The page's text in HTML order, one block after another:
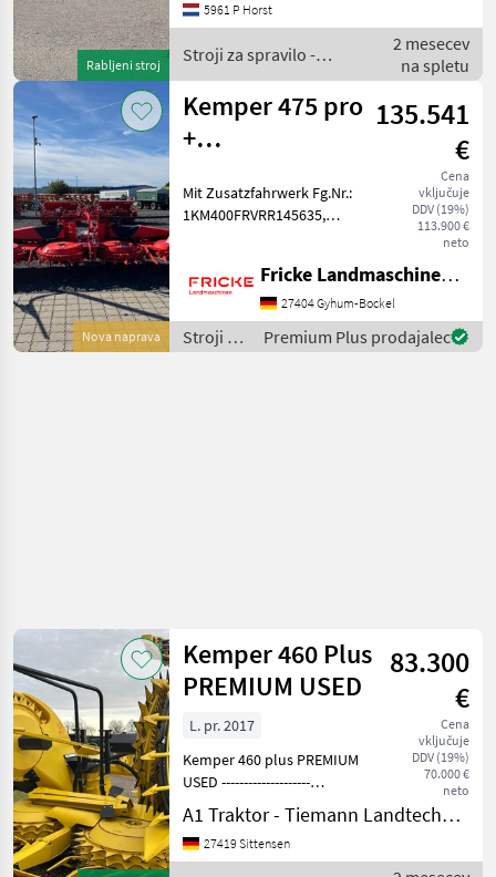
Rabljeni stroj
Weitere Informationen (DE)
5961 P Horst
Stroji za spravilo -
poljedelstvo / Kemper
2 mesecev
na spletu
Nova naprava
Kemper 475 pro
+
400F
135.541
€
Cena
vključuje
DDV (19%)
113.900 €
neto
Mit Zusatzfahrwerk Fg.Nr.:
1KM400FRVRR145635,
Elektrohydr.
Bodenanpassung,
Leitbügel, Lenkhilfe, -
Standort Heeslingen-
Fricke Landmaschinen GmbH
27404 Gyhum-Bockel
Stroji za
spravilo
Premium Plus prodajalec
Kemper 460 Plus
PREMIUM USED
83.300
€
Cena
vključuje
DDV (19%)
70.000 €
neto
L. pr. 2017
Kemper 460 plus PREMIUM
USED --------------------
Klauenkupplung Lenkhilfe
RowSense 2x AHC Sensoren
Manueller
A1 Traktor - Tiemann Landtechnik GmbH & Co KG
27419 Sittensen